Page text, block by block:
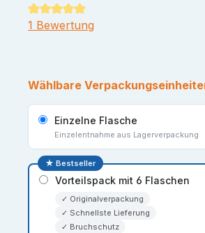
Durchschnittliche Bewertung von
1 Bewertung
Wählbare
Einzelne Flasche
Einzelentnahme aus Lagerverpackung
★ Bestseller
Vorteilspack mit 6 Flaschen
✓ Originalverpackung
✓ Schnellste Lieferung
✓ Bruchschutz